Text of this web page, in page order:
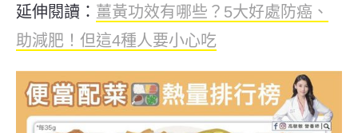
延伸閱讀： 薑黃功效有哪些？5大好處防癌、
助減肥！但這4種人要小心吃